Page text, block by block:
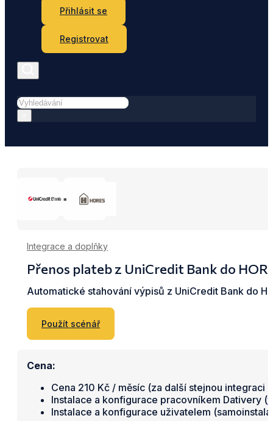
Přihlásit se
Registrovat
Hledat
Integrace a doplňky
Přenos plateb z UniCredit Bank do
Automatické stahování výpisů z UniCredit Bank do
Použít scénář
Cena:
Cena 210 Kč / měsíc (za další stejnou integraci
Instalace a konfigurace pracovníkem Dativery (
Instalace a konfigurace uživatelem